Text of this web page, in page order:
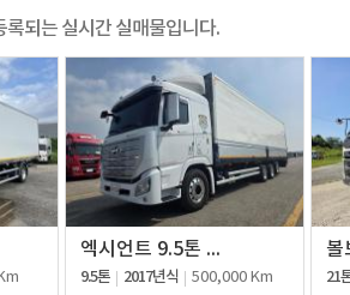
록되는 실시간 실매물입니다.
엑시언트 9.5톤 ...
9.5톤 2017년식 500,000 Km
볼
21